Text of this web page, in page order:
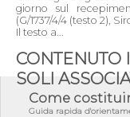
giorno sul
(G/1737/4/4 (testo 2),
Il testo a...
CONTENUTO
SOLI
Come
Guida rapida